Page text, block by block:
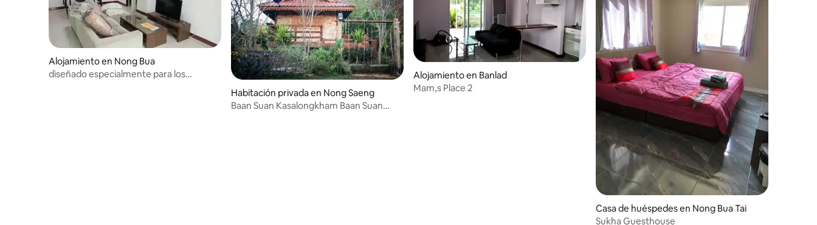
Alojamiento en Nong Bua
diseñado especialmente para los
Habitación privada en Nong Saeng
Baan Suan Kasalongkham Baan Suan
Alojamiento en Banlad
Mam,s Place 2
Casa de huéspedes en Nong Bua Tai
Sukha Guesthouse